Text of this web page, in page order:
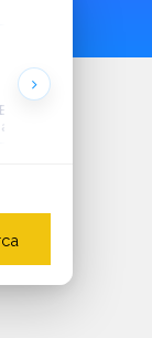
Ecologia e
ambiente